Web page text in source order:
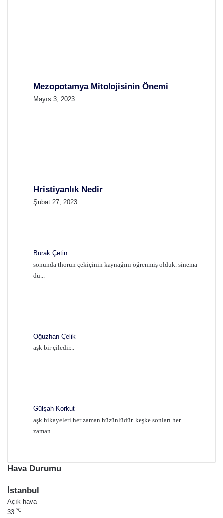
Mezopotamya Mitolojisinin Önemi
Mayıs 3, 2023
Hristiyanlık Nedir
Şubat 27, 2023
Burak Çetin
sonunda thorun çekiçinin kaynağını öğrenmiş olduk. sinema
dü...
Oğuzhan Çelik
aşk bir çiledir...
Gülşah Korkut
aşk hikayeleri her zaman hüzünlüdür. keşke sonları her
zaman...
Hava Durumu
İstanbul
Açık hava
33 ℃